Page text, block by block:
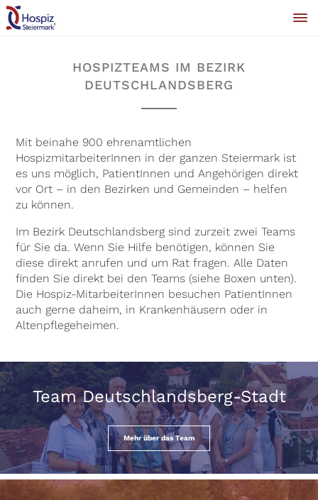
HOSPIZTEAMS IM BEZIRK
DEUTSCHLANDSBERG
Mit beinahe 900 ehrenamtlichen
HospizmitarbeiterInnen in der ganzen Steiermark ist
es uns möglich, PatientInnen und Angehörigen direkt
vor Ort – in den Bezirken und Gemeinden – helfen
zu können.
Im Bezirk Deutschlandsberg sind zurzeit zwei Teams
für Sie da. Wenn Sie Hilfe benötigen, können Sie
diese direkt anrufen und um Rat fragen. Alle Daten
finden Sie direkt bei den Teams (siehe Boxen unten).
Die Hospiz-MitarbeiterInnen besuchen PatientInnen
auch gerne daheim, in Krankenhäusern oder in
Altenpflegeheimen.
Team Deutschlandsberg-Stadt
Mehr über das Team